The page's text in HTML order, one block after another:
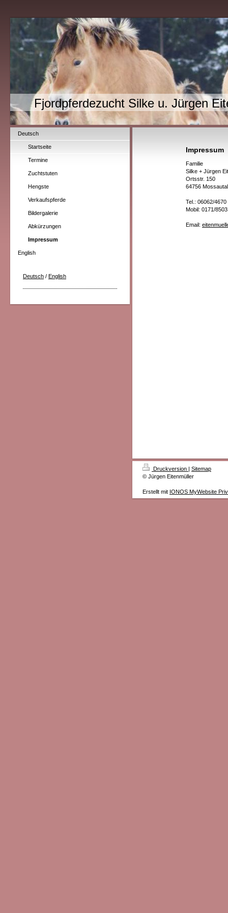
Fjordpferdezucht Silke u. Jürgen
Deutsch
Startseite
Termine
Zuchtstuten
Hengste
Verkaufspferde
Bildergalerie
Abkürzungen
Impressum
English
Deutsch / English
Impressum
Familie
Silke + Jürgen
Ortsstr. 150
64756
Tel.: 06062/4670
Mobil: 0171/
Email:
Druckversion | Sitemap
© Jürgen Eitenmüller
Erstellt mit IONOS MyWebsite